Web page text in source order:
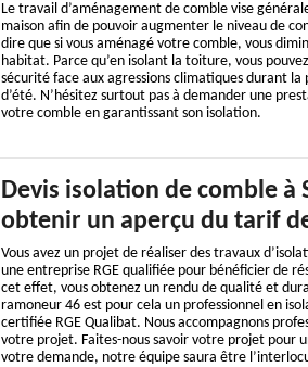
Le travail d’aménagement de comble vise
maison afin de pouvoir augmenter le niveau de
dire que si vous aménagé votre comble, vous
habitat. Parce qu’en isolant la toiture, vous
sécurité face aux agressions climatiques durant
d’été. N’hésitez surtout pas à demander une
votre comble en garantissant son isolation.
Devis isolation de comble à
obtenir un aperçu du tarif
Vous avez un projet de réaliser des travaux
une entreprise RGE qualifiée pour bénéficier de
cet effet, vous obtenez un rendu de qualité et
ramoneur 46 est pour cela un professionnel en
certifiée RGE Qualibat. Nous accompagnons
votre projet. Faites-nous savoir votre projet pour
votre demande, notre équipe saura être